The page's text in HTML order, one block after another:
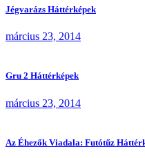
Jégvarázs Háttérképek
március 23, 2014
Gru 2 Háttérképek
március 23, 2014
Az Éhezők Viadala: Futótűz